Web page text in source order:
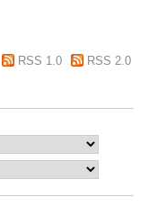
RSS 1.0
RSS 2.0